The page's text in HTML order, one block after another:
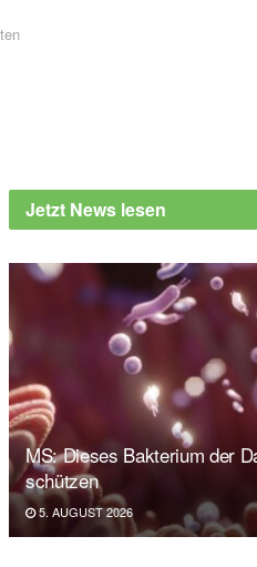
Jetzt News lesen
MS: Dieses Bakterium der
schützen
5. AUGUST 2026